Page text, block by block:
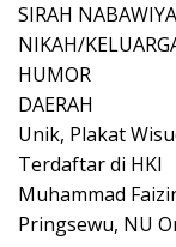
SIRAH
NIKAH/
HUMOR
DAERAH
Unik, Plakat
Terdaftar di HKI
Muhammad
Pringsewu, NU